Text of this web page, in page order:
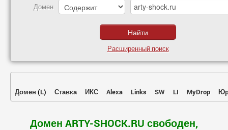
Домен
Расширенный поиск
Домен (L) Ставка ИКС Alexa Links SW LI MyDrop
Домен ARTY-SHOCK.RU свободен,